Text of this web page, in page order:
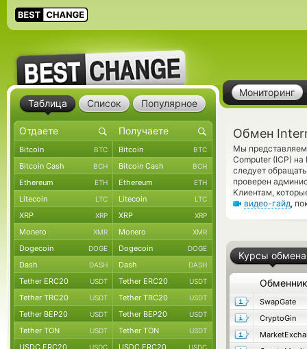
Мониторинг
Обмен
Мы представляем
Computer (ICP)
следует
проверен
Клиентам,
видео-гайд,
Курсы обмена
Обменник
SwapGate
CryptoGin
Таблица Список Популярное
Bitcoin BTC Bitcoin BTC
Bitcoin Cash BCH Bitcoin Cash BCH
Ethereum ETH Ethereum ETH
Litecoin LTC Litecoin LTC
XRP XRP XRP XRP
Monero XMR Monero XMR
Dogecoin DOGE Dogecoin DOGE
Dash DASH Dash DASH
Tether ERC20 USDT Tether ERC20 USDT
Tether TRC20 USDT Tether TRC20 USDT
Tether BEP20 USDT Tether BEP20 USDT
Tether TON USDT Tether TON USDT
USDC ERC20 USDC USDC ERC20 USDC